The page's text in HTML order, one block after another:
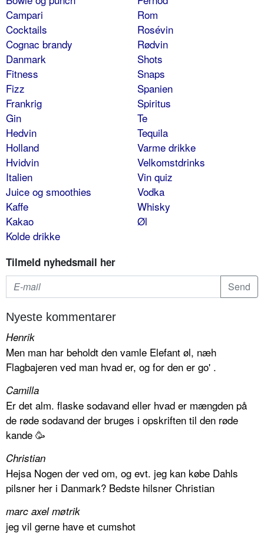
Campari
Cocktails
Cognac brandy
Danmark
Fitness
Fizz
Frankrig
Gin
Hedvin
Holland
Hvidvin
Italien
Juice og smoothies
Kaffe
Kakao
Kolde drikke
Rom
Rosévin
Rødvin
Shots
Snaps
Spanien
Spiritus
Te
Tequila
Varme drikke
Velkomstdrinks
Vin quiz
Vodka
Whisky
Øl
Tilmeld nyhedsmail her
Nyeste kommentarer
Henrik
Men man har beholdt den vamle Elefant øl, næh
Flagbajeren ved man hvad er, og for den er go' .
Camilla
Er det alm. flaske sodavand eller hvad er mængden på
de røde sodavand der bruges i opskriften til den røde
kande 🥳
Christian
Hejsa Nogen der ved om, og evt. jeg kan købe Dahls
pilsner her i Danmark? Bedste hilsner Christian
marc axel møtrik
jeg vil gerne have et cumshot